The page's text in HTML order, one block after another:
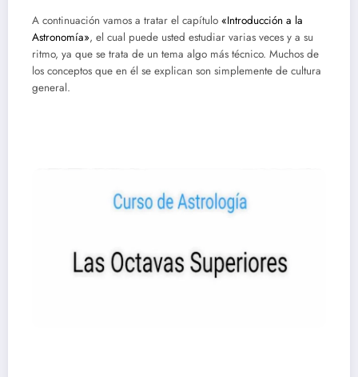
A continuación vamos a tratar el capítulo «Introducción a la
Astronomía», el cual puede usted estudiar varias veces y a su
ritmo, ya que se trata de un tema algo más técnico. Muchos de
los conceptos que en él se explican son simplemente de cultura
general.